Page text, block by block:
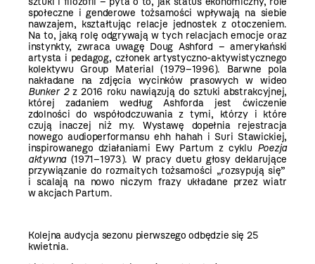
społeczne i genderowe tożsamości wpływają na siebie
nawzajem, kształtując relacje jednostek z otoczeniem.
Na to, jaką rolę odgrywają w tych relacjach emocje oraz
instynkty, zwraca uwagę Doug Ashford – amerykański
artysta i pedagog, członek artystyczno-aktywistycznego
kolektywu Group Material (1979–1996). Barwne pola
nakładane na zdjęcia wycinków prasowych w wideo
Bunker 2 z 2016 roku nawiązują do sztuki abstrakcyjnej,
której zadaniem według Ashforda jest ćwiczenie
zdolności do współodczuwania z tymi, którzy i które
czują inaczej niż my. Wystawę dopełnia rejestracja
nowegoaudioperformansu ehh hahah i Suri Stawickiej,
inspirowanego działaniami Ewy Partum z cyklu Poezja
aktywna (1971–1973). W pracy duetu głosydeklarujące
przywiązanie do rozmaitych tożsamości „rozsypują się”
i scalają na nowo niczym frazy układane przez wiatr
w akcjach Partum.
Kolejna audycja sezonu pierwszego odbędzie się 25
kwietnia.